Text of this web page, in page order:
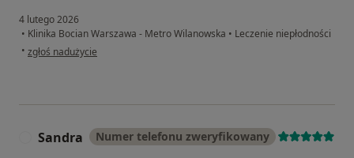
4 lutego 2026
• Klinika Bocian Warszawa - Metro Wilanowska • Leczenie niepłodności
• w opinii użytkownika Ewelina
zgłoś nadużycie
Sandra Numer telefonu zweryfikowany